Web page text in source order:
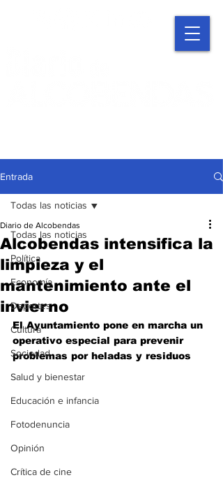
Entrada
Todas las noticias
Política
Economía
Deportes
Cultura
Sociedad
Salud y bienestar
Educación e infancia
Fotodenuncia
Opinión
Crítica de cine
Todas las noticias
Alcobendas intensifica la
limpieza y el
mantenimiento ante el
invierno
Diario de Alcobendas
El Ayuntamiento pone en marcha un
operativo especial para prevenir
problemas por heladas y residuos